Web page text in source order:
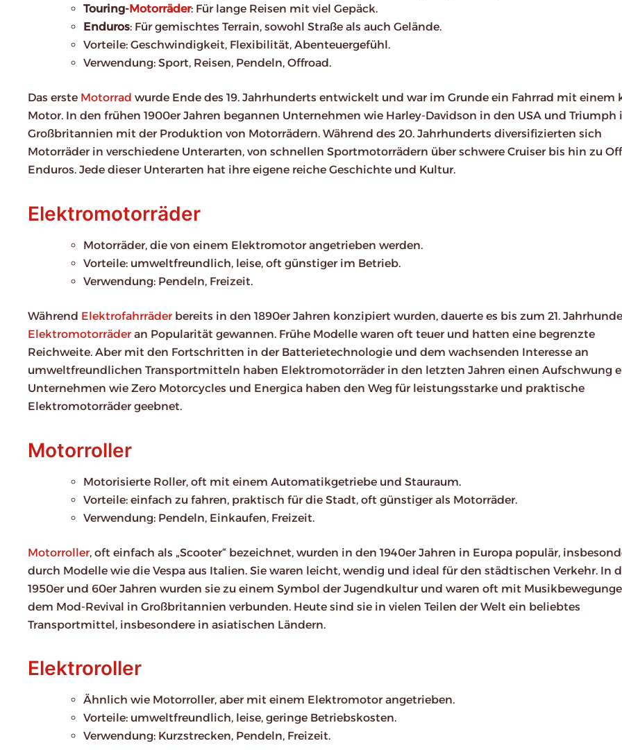
Touring-Motorräder: Für lange Reisen mit viel Gepäck.
Enduros: Für gemischtes Terrain, sowohl Straße als auch Gelände.
Vorteile: Geschwindigkeit, Flexibilität, Abenteuergefühl.
Verwendung: Sport, Reisen, Pendeln, Offroad.
Das erste Motorrad wurde Ende des 19. Jahrhunderts entwickelt und war im Grunde ein Fahrrad mit einem
Motor. In den frühen 1900er Jahren begannen Unternehmen wie Harley-Davidson in den USA und Triumph
Großbritannien mit der Produktion von Motorrädern. Während des 20. Jahrhunderts diversifizierten sich
Motorräder in verschiedene Unterarten, von schnellen Sportmotorrädern über schwere Cruiser bis hin zu
Enduros. Jede dieser Unterarten hat ihre eigene reiche Geschichte und Kultur.
Elektromotorräder
Motorräder, die von einem Elektromotor angetrieben werden.
Vorteile: umweltfreundlich, leise, oft günstiger im Betrieb.
Verwendung: Pendeln, Freizeit.
Während Elektrofahrräderbereits in den 1890er Jahren konzipiert wurden, dauerte es bis zum 21.
Elektromotorräderan Popularität gewannen. Frühe Modelle waren oft teuer und hatten eine begrenzte
Reichweite. Aber mit den Fortschritten in der Batterietechnologie und dem wachsenden Interesse an
umweltfreundlichen Transportmitteln haben Elektromotorräder in den letzten Jahren einen Aufschwung
Unternehmen wie Zero Motorcycles und Energica haben den Weg für leistungsstarke und praktische
Elektromotorräder geebnet.
Motorroller
Motorisierte Roller, oft mit einem Automatikgetriebe und Stauraum.
Vorteile: einfach zu fahren, praktisch für die Stadt, oft günstiger als Motorräder.
Verwendung: Pendeln, Einkaufen, Freizeit.
Motorroller, oft einfach als „Scooter“ bezeichnet, wurden in den 1940er Jahren in Europa populär,
durch Modelle wie die Vespa aus Italien. Sie waren leicht, wendig und ideal für den städtischen Verkehr. In
1950er und 60er Jahren wurden sie zu einem Symbol der Jugendkultur und waren oft mit
dem Mod-Revival in Großbritannien verbunden. Heute sind sie in vielen Teilen der Welt ein beliebtes
Transportmittel, insbesondere in asiatischen Ländern.
Elektroroller
Ähnlich wie Motorroller, aber mit einem Elektromotor angetrieben.
Vorteile: umweltfreundlich, leise, geringe Betriebskosten.
Verwendung: Kurzstrecken, Pendeln, Freizeit.